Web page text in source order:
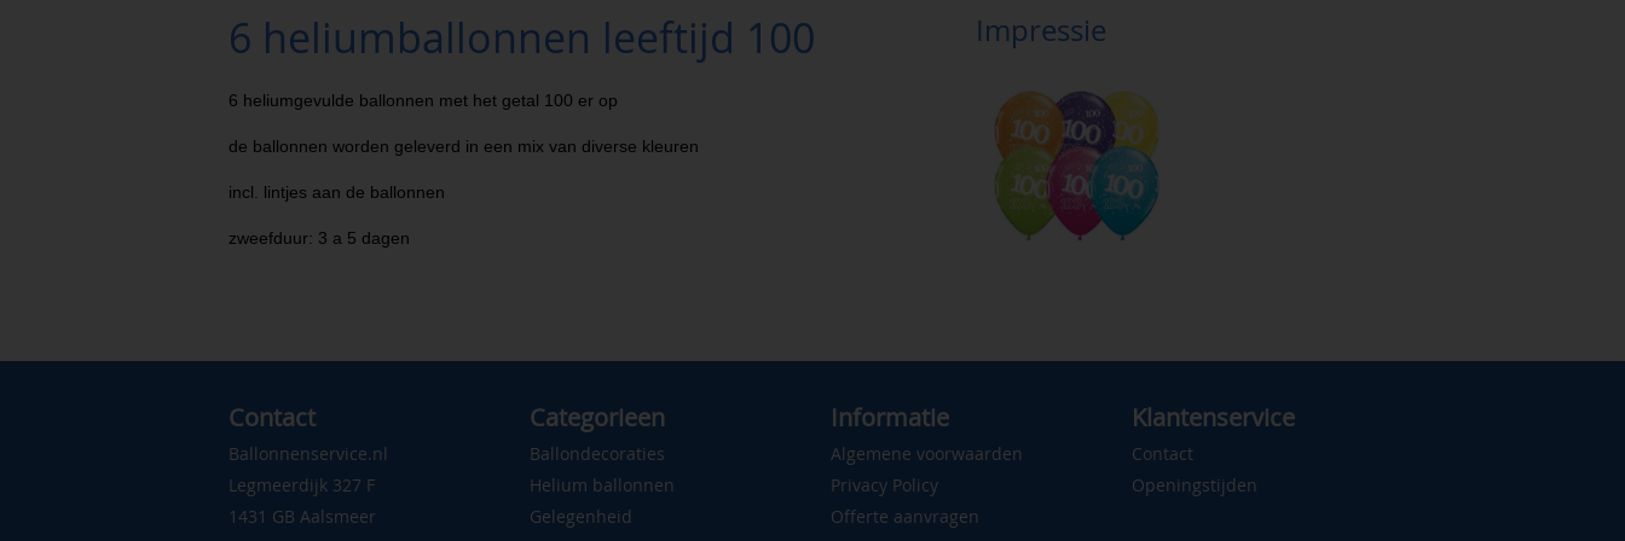
6 heliumballonnen leeftijd 100
6 heliumgevulde ballonnen met het getal 100 er op
de ballonnen worden geleverd in een mix van diverse kleuren
incl. lintjes aan de ballonnen
zweefduur: 3 a 5 dagen
Impressie
Contact
Ballonnenservice.nl
Legmeerdijk 327 F
1431 GB Aalsmeer
Categorieen
Ballondecoraties
Helium ballonnen
Gelegenheid
Informatie
Algemene voorwaarden
Privacy Policy
Offerte aanvragen
Klantenservice
Contact
Openingstijden